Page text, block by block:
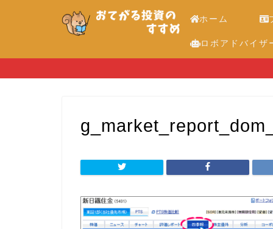
ホーム
ロボアドバイザ